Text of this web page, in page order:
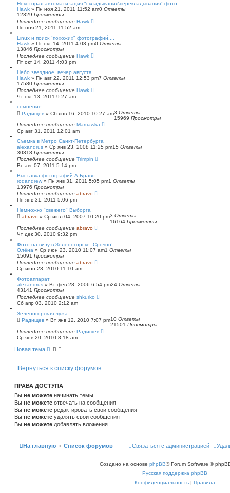
Некоторая автоматизация "складывания\перекладывания" фото
Hawk » Пн ноя 21, 2011 11:52 am0 Ответы
12329 Просмотры
Последнее сообщение Hawk
Пн ноя 21, 2011 11:52 am
Linux и поиск "похожих" фотографий....
Hawk » Пт окт 14, 2011 4:03 pm0 Ответы
13846 Просмотры
Последнее сообщение Hawk
Пт окт 14, 2011 4:03 pm
Небо звездное, вечер августа...
Hawk » Пн авг 22, 2011 12:53 pm7 Ответы
17580 Просмотры
Последнее сообщение Hawk
Чт окт 13, 2011 9:27 am
сомнение
Радищев » Сб янв 16, 2010 10:27 am3 Ответы
15969 Просмотры
Последнее сообщение Mamawka
Ср авг 31, 2011 12:01 am
Съемка в Метро Санкт-Петербурга
alexandrus » Ср янв 23, 2008 11:25 pm15 Ответы
30318 Просмотры
Последнее сообщение Trimpin
Вс авг 07, 2011 5:14 pm
Выставка фотографий А.Браво
rodandrew » Пн янв 31, 2011 5:05 pm1 Ответы
13976 Просмотры
Последнее сообщение abravo
Пн янв 31, 2011 5:06 pm
Немножко "свежего" Выборга
abravo » Ср июл 04, 2007 10:20 pm3 Ответы
16164 Просмотры
Последнее сообщение abravo
Чт дек 30, 2010 9:32 pm
Фото на визу в Зеленогорске. Срочно!
Олёна » Ср июн 23, 2010 11:07 am1 Ответы
15091 Просмотры
Последнее сообщение abravo
Ср июн 23, 2010 11:10 am
Фотоаппарат
alexandrus » Вт фев 28, 2006 6:54 pm24 Ответы
43141 Просмотры
Последнее сообщение shkurko
Сб апр 03, 2010 2:12 am
Зеленогорская лужа
Радищев » Вт янв 12, 2010 7:07 pm10 Ответы
21501 Просмотры
Последнее сообщение Радищев
Ср янв 20, 2010 8:18 am
Новая тема
Вернуться к списку форумов
ПРАВА ДОСТУПА
Вы не можете начинать темы
Вы не можете отвечать на сообщения
Вы не можете редактировать свои сообщения
Вы не можете удалять свои сообщения
Вы не можете добавлять вложения
На главную Список форумов Связаться с администрацией
Создано на основе phpBB® Forum Software ©
Русская поддержка phpBB
Конфиденциальность | Правила